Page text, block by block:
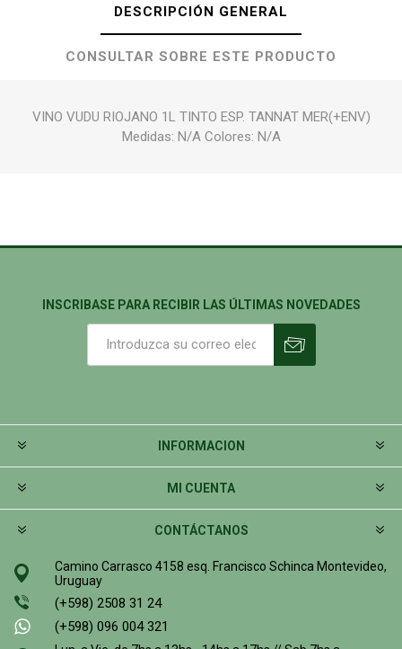
DESCRIPCIÓN GENERAL
CONSULTAR SOBRE ESTE PRODUCTO
VINO VUDU RIOJANO 1L TINTO ESP. TANNAT MER(+ENV)
Medidas: N/A Colores: N/A
INSCRIBASE PARA RECIBIR LAS ÚLTIMAS NOVEDADES
INFORMACION
MI CUENTA
CONTÁCTANOS
Camino Carrasco 4158 esq. Francisco Schinca Montevideo,
Uruguay
(+598) 2508 31 24
(+598) 096 004 321